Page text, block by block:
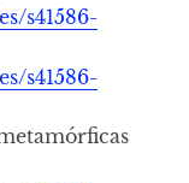
s41586-
s41586-